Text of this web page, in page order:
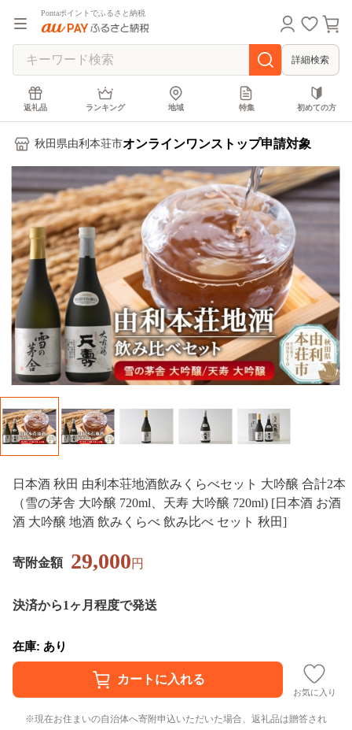
Pontaポイントでふるさと納税
詳細検索
返礼品 ランキング 地域 特集 初めての方
秋田県由利本荘市オンラインワンストップ申請対象
日本酒 秋田 由利本荘地酒飲みくらべセット 大吟醸 合計2本
（雪の茅舎 大吟醸 720ml、天寿 大吟醸 720ml) [日本酒 お酒
酒 大吟醸 地酒 飲みくらべ 飲み比べ セット 秋田]
寄附金額 29,000円
決済から1ヶ月程度で発送
在庫: あり
お気に入り
現在お住まいの自治体へ寄附申込いただいた場合、返礼品は贈答され